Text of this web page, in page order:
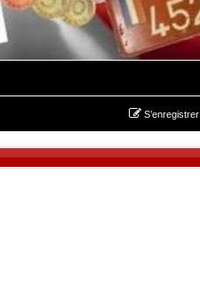
S’enregistrer